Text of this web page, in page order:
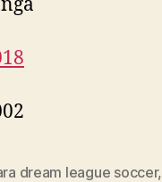
dream league soccer,